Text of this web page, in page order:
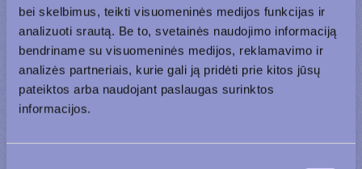
bei skelbimus, teikti visuomeninės medijos funkcijas ir
analizuoti srautą. Be to, svetainės naudojimo informaciją
bendriname su visuomeninės medijos, reklamavimo ir
analizės partneriais, kurie gali ją pridėti prie kitos jūsų
pateiktos arba naudojant paslaugas surinktos
informacijos.
El. paštas